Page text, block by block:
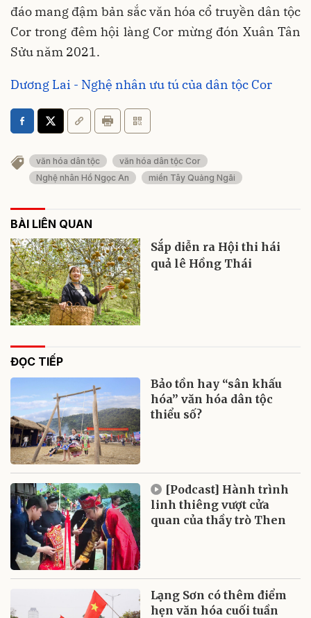
đáo mang đậm bản sắc văn hóa cổ truyền dân tộc
Cor trong đêm hội làng Cor mừng đón Xuân Tân
Sửu năm 2021.
Dương Lai - Nghệ nhân ưu tú của dân tộc Cor
văn hóa dân tộc
văn hóa dân tộc Cor
Nghệ nhân Hồ Ngọc An
miền Tây Quảng Ngãi
BÀI LIÊN QUAN
Sắp diễn ra Hội thi hái
quả lê Hồng Thái
ĐỌC TIẾP
Bảo tồn hay “sân khấu
hóa” văn hóa dân tộc
thiểu số?
[Podcast] Hành trình
linh thiêng vượt cửa
quan của thầy trò Then
Lạng Sơn có thêm điểm
hẹn văn hóa cuối tuần